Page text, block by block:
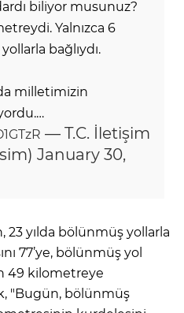
biliyor musunuz?
Yalnızca 6
bağlıydı.
milletimizin
— T.C. İletişim
January 30,
23 yılda bölünmüş yollarla
77’ye, bölünmüş yol
49 kilometreye
"Bugün, bölünmüş